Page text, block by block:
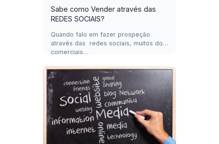
Sabe como Vender através das
REDES SOCIAIS?
Quando falo em fazer prospeção
através das redes sociais, muitos dos
comerciais…